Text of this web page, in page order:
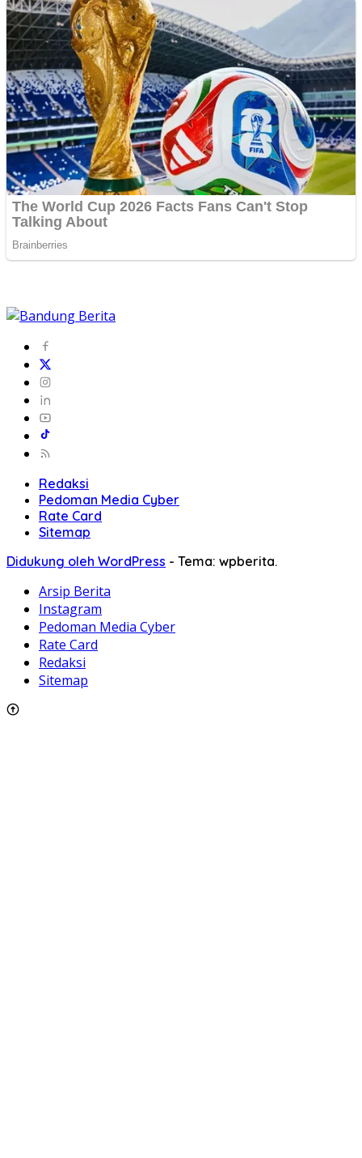
Redaksi
Pedoman Media Cyber
Rate Card
Sitemap
Didukung oleh WordPress - Tema: wpberita.
Arsip Berita
Instagram
Pedoman Media Cyber
Rate Card
Redaksi
Sitemap